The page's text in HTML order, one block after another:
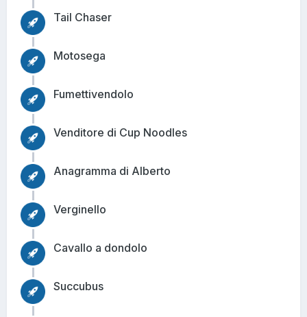
Tail Chaser
Motosega
Fumettivendolo
Venditore di Cup Noodles
Anagramma di Alberto
Verginello
Cavallo a dondolo
Succubus